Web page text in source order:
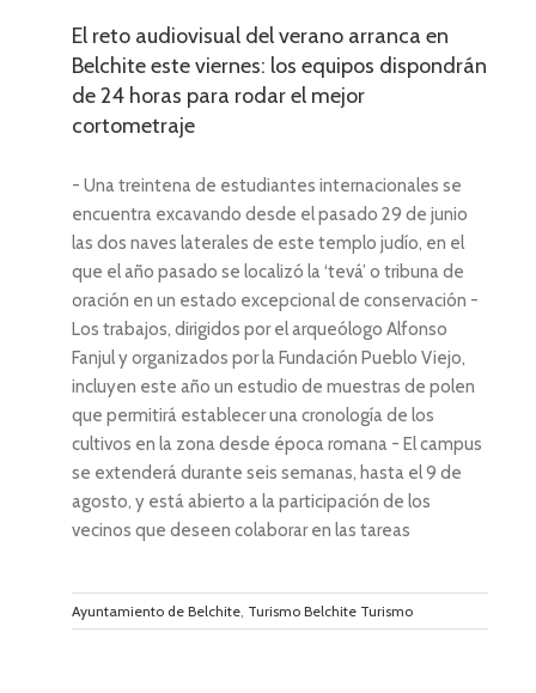
El reto audiovisual del verano arranca en
Belchite este viernes: los equipos dispondrán
de 24 horas para rodar el mejor
cortometraje
- Una treintena de estudiantes internacionales se
encuentra excavando desde el pasado 29 de junio
las dos naves laterales de este templo judío, en el
que el año pasado se localizó la ‘tevá’ o tribuna de
oración en un estado excepcional de conservación -
Los trabajos, dirigidos por el arqueólogo Alfonso
Fanjul y organizados por la Fundación Pueblo Viejo,
incluyen este año un estudio de muestras de polen
que permitirá establecer una cronología de los
cultivos en la zona desde época romana - El campus
se extenderá durante seis semanas, hasta el 9 de
agosto, y está abierto a la participación de los
vecinos que deseen colaborar en las tareas
Ayuntamiento de Belchite Turismo Belchite Turismo